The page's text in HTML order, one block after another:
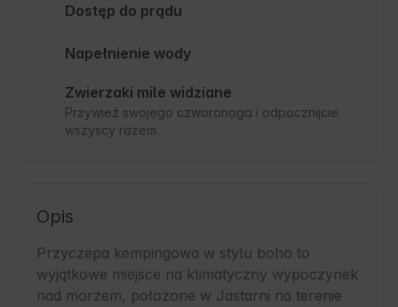
Dostęp do prądu
Napełnienie wody
Zwierzaki mile widziane
Przywieź swojego czworonoga i odpocznijcie
wszyscy razem.
Opis
Przyczepa kempingowa w stylu boho to
wyjątkowe miejsce na klimatyczny wypoczynek
nad morzem, położone w Jastarni na terenie